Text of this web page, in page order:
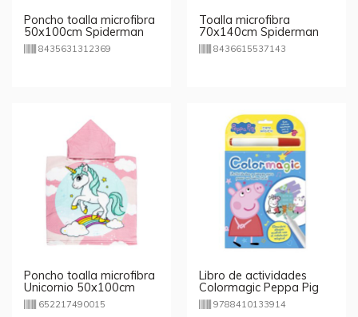
Poncho toalla microfibra
50x100cm Spiderman
Marvel
8435631312369
Toalla microfibra
70x140cm Spiderman
Marvel - rojo
8436615537143
Poncho toalla microfibra
Unicornio 50x100cm
652217490015
Libro de actividades
Colormagic Peppa Pig
9788410133914